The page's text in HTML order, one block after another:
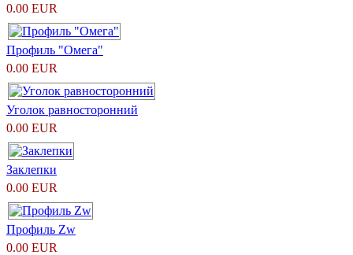
0.00 EUR
Профиль "Омега"
0.00 EUR
Уголок равносторонний
0.00 EUR
Заклепки
0.00 EUR
Профиль Zw
0.00 EUR